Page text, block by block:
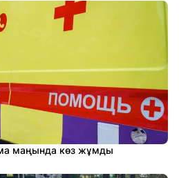
маңында көз жұмды